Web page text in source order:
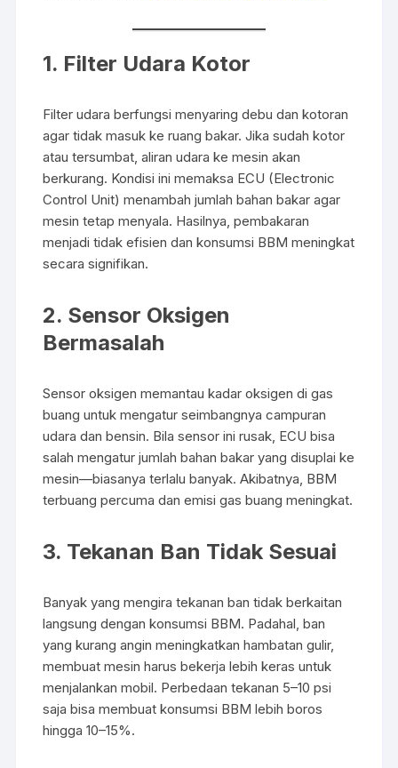
1. Filter Udara Kotor
Filter udara berfungsi menyaring debu dan kotoran
agar tidak masuk ke ruang bakar. Jika sudah kotor
atau tersumbat, aliran udara ke mesin akan
berkurang. Kondisi ini memaksa ECU (Electronic
Control Unit) menambah jumlah bahan bakar agar
mesin tetap menyala. Hasilnya, pembakaran
menjadi tidak efisien dan konsumsi BBM meningkat
secara signifikan.
2. Sensor Oksigen
Bermasalah
Sensor oksigen memantau kadar oksigen di gas
buang untuk mengatur seimbangnya campuran
udara dan bensin. Bila sensor ini rusak, ECU bisa
salah mengatur jumlah bahan bakar yang disuplai ke
mesin—biasanya terlalu banyak. Akibatnya, BBM
terbuang percuma dan emisi gas buang meningkat.
3. Tekanan Ban Tidak Sesuai
Banyak yang mengira tekanan ban tidak berkaitan
langsung dengan konsumsi BBM. Padahal, ban
yang kurang angin meningkatkan hambatan gulir,
membuat mesin harus bekerja lebih keras untuk
menjalankan mobil. Perbedaan tekanan 5–10 psi
saja bisa membuat konsumsi BBM lebih boros
hingga 10–15%.